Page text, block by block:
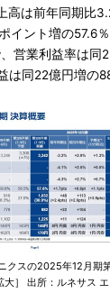
高は前年同期比
イント増の57.6
営業利益率は同
は同22億円増の
クスの2025年12月期
］ 出所：ルネサス